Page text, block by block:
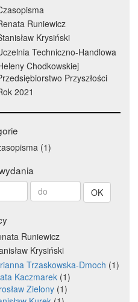
Runiewicz
Krysiński
Techniczno-Handlowa
Chodkowskiej
Przyszłości
2021
1
Do
roku
Runiewicz
Krysiński
Trzaskowska-Dmoch 1
Kaczmarek 1
Zielony 1